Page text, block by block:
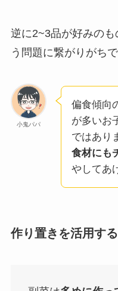
逆に2~3品が好みの
う問題に繋がりがちで
小鬼パパ
偏食傾向
が多いお
ではあり
食材にも
やしてあ
作り置きを活用する